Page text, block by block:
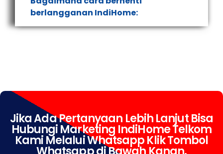
berlangganan IndiHome:
Jika Ada Pertanyaan Lebih Lanjut Bisa
Hubungi Marketing IndiHome Telkom
Kami Melalui Whatsapp Klik Tombol